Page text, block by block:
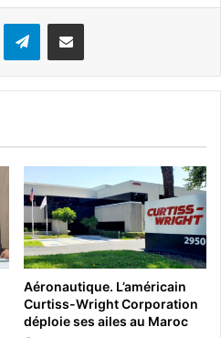
WhatsApp Telegram
Aéronautique. L’américain
Curtiss-Wright Corporation
déploie ses ailes au Maroc